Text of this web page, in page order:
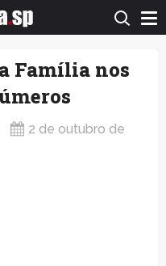
Família nos
2 de outubro de